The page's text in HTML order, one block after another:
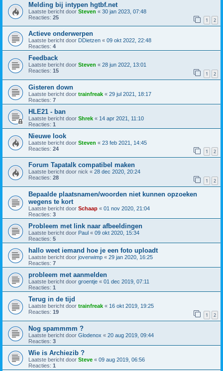
Melding bij intypen hgtbf.net
Laatste bericht door Steven « 30 jan 2023, 07:48
Reacties: 25 1 2
Actieve onderwerpen
Laatste bericht door DDietzen « 09 okt 2022, 22:48
Reacties: 4
Feedback
Laatste bericht door Steven « 28 jun 2022, 13:01
Reacties: 15 1 2
Gisteren down
Laatste bericht door trainfreak « 29 jul 2021, 18:17
Reacties: 7
HLE21 - ban
Laatste bericht door Shrek « 14 apr 2021, 11:10
Reacties: 1
Nieuwe look
Laatste bericht door Steven « 23 feb 2021, 14:45
Reacties: 24 1 2
Forum Tapatalk compatibel maken
Laatste bericht door nick « 28 dec 2020, 20:24
Reacties: 28 1 2
Bepaalde plaatsnamen/woorden niet kunnen opzoeken
wegens te kort
Laatste bericht door Schaap « 01 nov 2020, 21:04
Reacties: 3
Probleem met link naar afbeeldingen
Laatste bericht door Paul « 09 okt 2020, 15:34
Reacties: 5
hallo weet iemand hoe je een foto uploadt
Laatste bericht door joverwimp « 29 jan 2020, 16:25
Reacties: 7
probleem met aanmelden
Laatste bericht door groentje « 01 dec 2019, 07:11
Reacties: 1
Terug in de tijd
Laatste bericht door trainfreak « 16 okt 2019, 19:25
Reacties: 19 1 2
Nog spammmm ?
Laatste bericht door Glodenox « 20 aug 2019, 09:44
Reacties: 3
Wie is Archiezib ?
Laatste bericht door Steve « 09 aug 2019, 06:56
Reacties: 1